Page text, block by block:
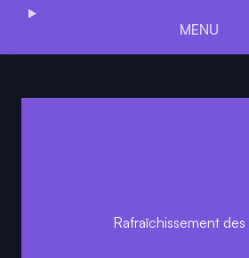
MENU
Rafraîchissement des